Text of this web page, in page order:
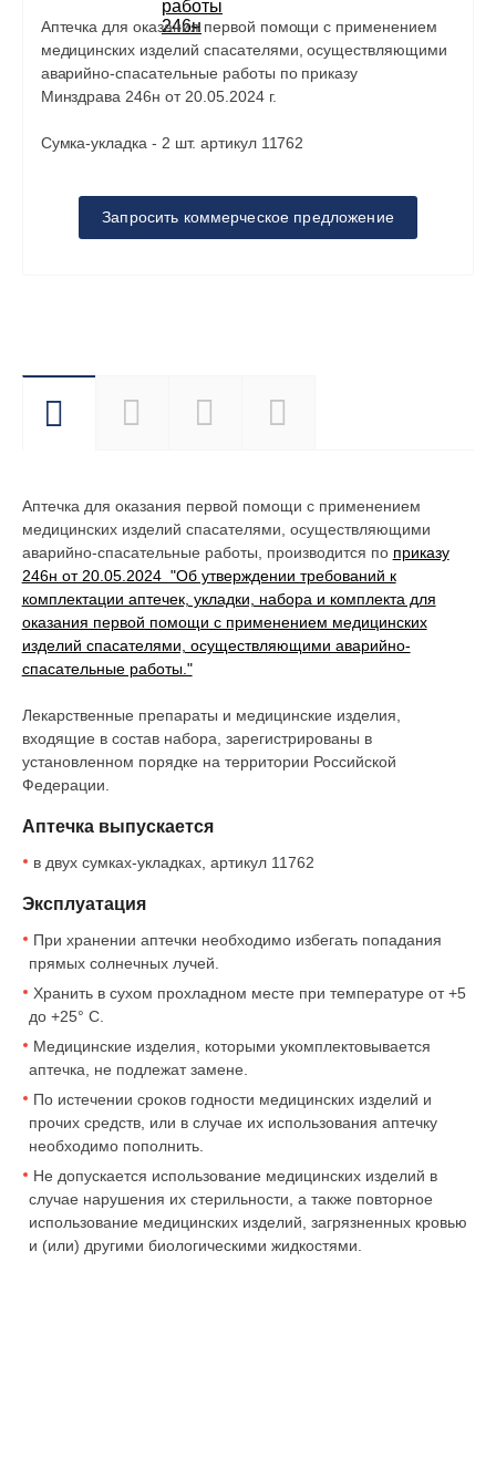
Аптечка для оказания первой помощи с применением
медицинских изделий спасателями, осуществляющими
аварийно-спасательные работы по приказу
Минздрава 246н от 20.05.2024 г.
Сумка-укладка - 2 шт. артикул 11762
Запросить коммерческое предложение
Описание Характеристики
Перечень
вложений
Аптечка для оказания первой помощи с применением
медицинских изделий спасателями, осуществляющими
аварийно-спасательные работы, производится по приказу
246н от 20.05.2024 "Об утверждении требований к
комплектации аптечек, укладки, набора и комплекта для
оказания первой помощи с применением медицинских
изделий спасателями, осуществляющими аварийно-
спасательные работы."
Лекарственные препараты и медицинские изделия,
входящие в состав набора, зарегистрированы в
установленном порядке на территории Российской
Федерации.
Аптечка выпускается
в двух сумках-укладках, артикул 11762
Эксплуатация
При хранении аптечки необходимо избегать попадания
прямых солнечных лучей.
Хранить в сухом прохладном месте при температуре от +5
до +25° С.
Медицинские изделия, которыми укомплектовывается
аптечка, не подлежат замене.
По истечении сроков годности медицинских изделий и
прочих средств, или в случае их использования аптечку
необходимо пополнить.
Не допускается использование медицинских изделий в
случае нарушения их стерильности, а также повторное
использование медицинских изделий, загрязненных кровью
и (или) другими биологическими жидкостями.